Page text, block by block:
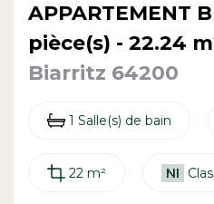
APPARTEMENT
pièce(s) - 22.24
Biarritz 64200
1 Salle(s) de bain
22 m² NI